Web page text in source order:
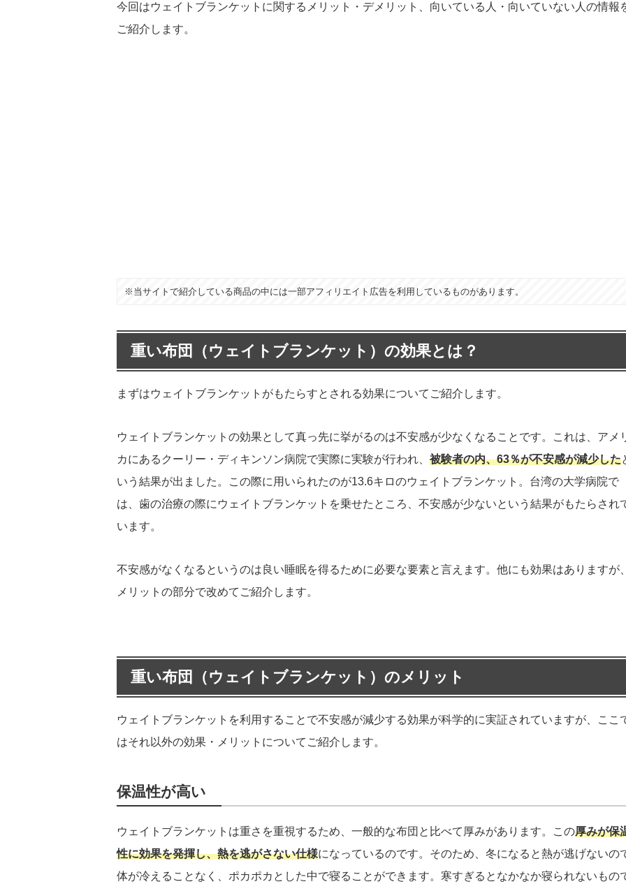
今回はウェイトブランケットに関するメリット・デメリット、向いている人・向いていない人の情報
ご紹介します。
※当サイトで紹介している商品の中には一部アフィリエイト広告を利用しているものがあります。
重い布団（ウェイトブランケット）の効果とは？
まずはウェイトブランケットがもたらすとされる効果についてご紹介します。
ウェイトブランケットの効果として真っ先に挙がるのは不安感が少なくなることです。これは、アメ
カにあるクーリー・ディキンソン病院で実際に実験が行われ、 被験者の内、63％が不安感が減少した
いう結果が出ました。この際に用いられたのが13.6キロのウェイトブランケット。台湾の大学病院で
は、歯の治療の際にウェイトブランケットを乗せたところ、不安感が少ないという結果がもたらされ
います。
不安感がなくなるというのは良い睡眠を得るために必要な要素と言えます。他にも効果はありますが
メリットの部分で改めてご紹介します。
重い布団（ウェイトブランケット）のメリット
ウェイトブランケットを利用することで不安感が減少する効果が科学的に実証されていますが、ここ
はそれ以外の効果・メリットについてご紹介します。
保温性が高い
ウェイトブランケットは重さを重視するため、一般的な布団と比べて厚みがあります。この厚みが保
性に効果を発揮し、熱を逃がさない仕様になっているのです。そのため、冬になると熱が逃げないの
体が冷えることなく、ポカポカとした中で寝ることができます。寒すぎるとなかなか寝られないもの